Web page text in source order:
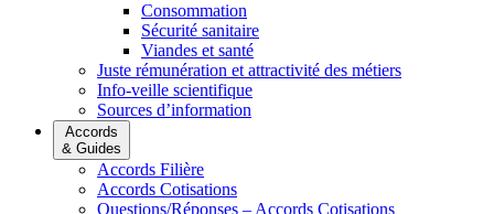
Consommation
Sécurité sanitaire
Viandes et santé
Juste rémunération et attractivité des métiers
Info-veille scientifique
Sources d’information
Accords
& Guides
Accords Filière
Accords Cotisations
Questions/Réponses – Accords Cotisations